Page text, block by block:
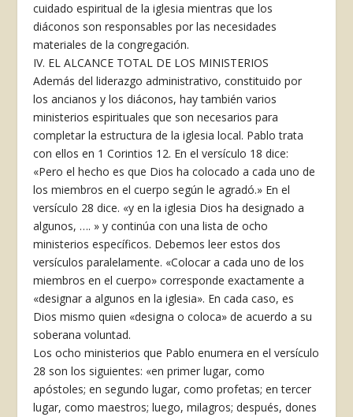
cuidado espiritual de la iglesia mientras que los
diáconos son responsables por las necesidades
materiales de la congregación.
IV. EL ALCANCE TOTAL DE LOS MINISTERIOS
Además del liderazgo administrativo, constituido por
los ancianos y los diáconos, hay también varios
ministerios espirituales que son necesarios para
completar la estructura de la iglesia local. Pablo trata
con ellos en 1 Corintios 12. En el versículo 18 dice:
«Pero el hecho es que Dios ha colocado a cada uno de
los miembros en el cuerpo según le agradó.» En el
versículo 28 dice. «y en la iglesia Dios ha designado a
algunos, …. » y continúa con una lista de ocho
ministerios específicos. Debemos leer estos dos
versículos paralelamente. «Colocar a cada uno de los
miembros en el cuerpo» corresponde exactamente a
«designar a algunos en la iglesia». En cada caso, es
Dios mismo quien «designa o coloca» de acuerdo a su
soberana voluntad.
Los ocho ministerios que Pablo enumera en el versículo
28 son los siguientes: «en primer lugar, como
apóstoles; en segundo lugar, como profetas; en tercer
lugar, como maestros; luego, milagros; después, dones